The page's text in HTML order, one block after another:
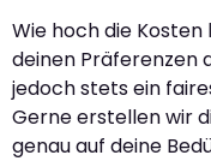
Wie hoch die
deinen Präferenzen
jedoch stets ein
Gerne erstellen wir
genau auf deine